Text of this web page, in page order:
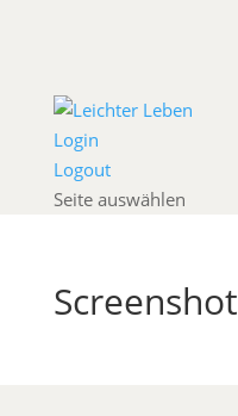
Login
Logout
Seite auswählen
Screenshot